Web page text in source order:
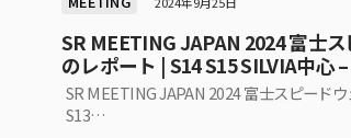
SR MEETING JAPAN 2024 富士
のレポート | S14 S15 SILVIA中心
SR MEETING JAPAN 2024 富士スピード
S13…